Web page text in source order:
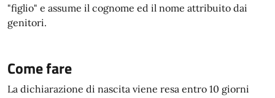
"figlio" e assume il cognome ed il nome attribuito dai
genitori.
Come fare
La dichiarazione di nascita viene resa entro 10 giorni